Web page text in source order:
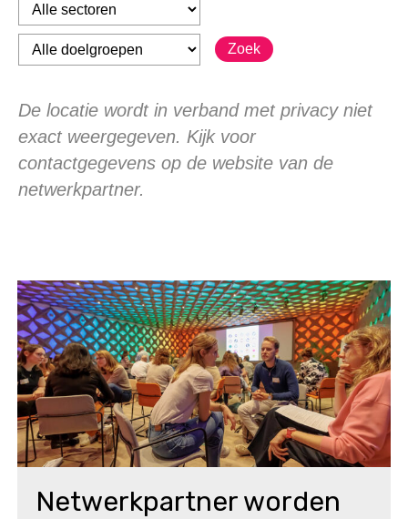
Zoek
De locatie wordt in verband met privacy niet
exact weergegeven. Kijk voor
contactgegevens op de website van de
netwerkpartner.
Netwerkpartner worden